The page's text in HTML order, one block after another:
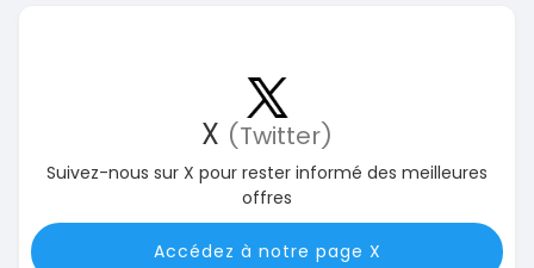
X (Twitter)
Suivez-nous sur X pour rester informé des meilleures
offres
Accédez à notre page X